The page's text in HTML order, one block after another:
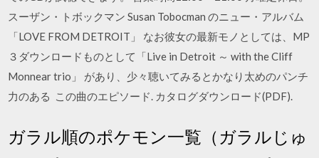
スーザン・トボックマン Susan Tobocman のニュー・アルバム
「LOVE FROM DETROIT」 なお彼女の最新モノとしては、MP
３ダウンロードものとして「Live in Detroit ～ with the Cliff
Monnear trio」 があり、少々聴いてみるとかなり太めのパンチ
力のある この曲のエピソード. カタログダウンロード(PDF).
ガラル順のポケモン一覧（ガラルじゅ